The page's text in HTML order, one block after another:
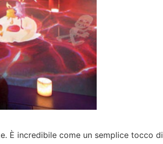
È incredibile come un semplice tocco di